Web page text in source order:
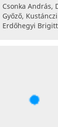
Csonka András,
Győző,
Erdőhegyi